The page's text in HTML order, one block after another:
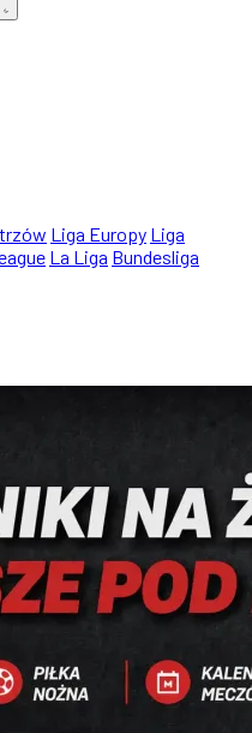
Liga Europy Liga
La Liga Bundesliga